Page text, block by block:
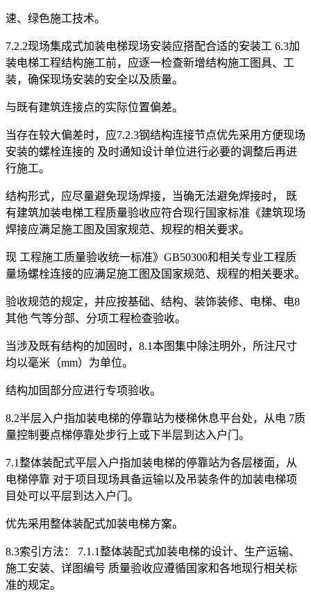
速、绿色施工技术。
7.2.2现场集成式加装电梯现场安装应搭配合适的安装工 6.3加
装电梯工程结构施工前，应逐一检查新增结构施工图具、工
装，确保现场安装的安全以及质量。
与既有建筑连接点的实际位置偏差。
当存在较大偏差时，应7.2.3钢结构连接节点优先采用方便现场
安装的螺栓连接的 及时通知设计单位进行必要的调整后再进
行施工。
结构形式，应尽量避免现场焊接，当确无法避免焊接时， 既
有建筑加装电梯工程质量验收应符合现行国家标准《建筑现场
焊接应满足施工图及国家规范、规程的相关要求。
现 工程施工质量验收统一标准》GB50300和相关专业工程质
量场螺栓连接的应满足施工图及国家规范、规程的相关要求。
验收规范的规定，并应按基础、结构、装饰装修、电梯、电8
其他 气等分部、分项工程检查验收。
当涉及既有结构的加固时，8.1本图集中除注明外，所注尺寸
均以毫米（mm）为单位。
结构加固部分应进行专项验收。
8.2半层入户指加装电梯的停靠站为楼梯休息平台处，从电 7质
量控制要点梯停靠处步行上或下半层到达入户门。
7.1整体装配式平层入户指加装电梯的停靠站为各层楼面，从
电梯停靠 对于项目现场具备运输以及吊装条件的加装电梯项
目处可以平层到达入户门。
优先采用整体装配式加装电梯方案。
8.3索引方法： 7.1.1整体装配式加装电梯的设计、生产运输、
施工安装、详图编号 质量验收应遵循国家和各地现行相关标
准的规定。